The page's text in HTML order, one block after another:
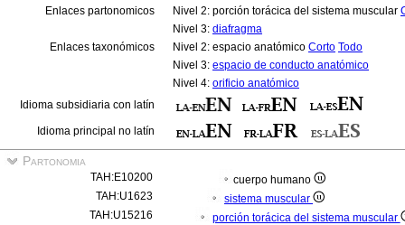
Enlaces partonomicos
Nivel 2: porción torácica del sistema muscular
Nivel 3: diafragma
Enlaces taxonómicos
Nivel 2: espacio anatómico Corto Todo
Nivel 3: espacio de conducto anatómico
Nivel 4: orificio anatómico
Idioma subsidiaria con latín
Idioma principal no latín
Partonomia
TAH:E10200
cuerpo humano
TAH:U1623
sistema muscular
TAH:U15216
porción torácica del sistema muscular